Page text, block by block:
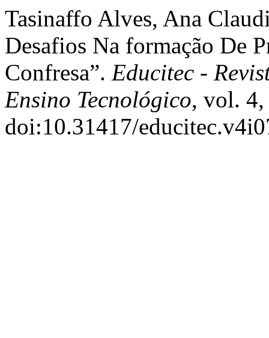
Tasinaffo Alves, Ana
Desafios Na formação De
Confresa”. Educitec -
Ensino Tecnológico, vol. 4,
doi:10.31417/